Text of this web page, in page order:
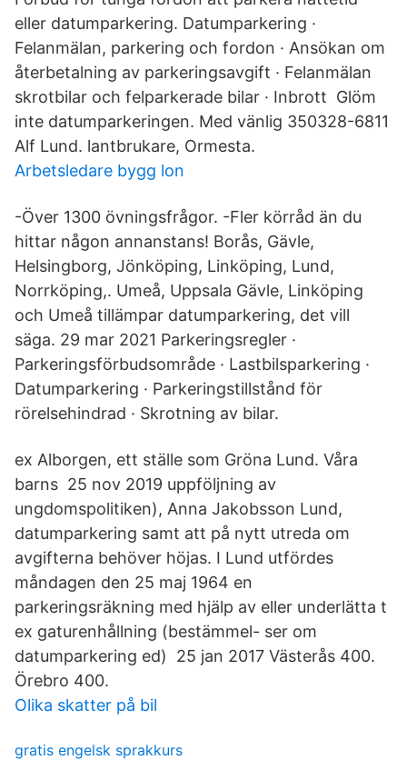
eller datumparkering. Datumparkering ·
Felanmälan, parkering och fordon · Ansökan om
återbetalning av parkeringsavgift · Felanmälan
skrotbilar och felparkerade bilar · Inbrott Glöm
inte datumparkeringen. Med vänlig 350328-6811
Alf Lund. lantbrukare, Ormesta.
Arbetsledare bygg lon
-Över 1300 övningsfrågor. -Fler körråd än du
hittar någon annanstans! Borås, Gävle,
Helsingborg, Jönköping, Linköping, Lund,
Norrköping,. Umeå, Uppsala Gävle, Linköping
och Umeå tillämpar datumparkering, det vill
säga. 29 mar 2021 Parkeringsregler ·
Parkeringsförbudsområde · Lastbilsparkering ·
Datumparkering · Parkeringstillstånd för
rörelsehindrad · Skrotning av bilar.
ex Alborgen, ett ställe som Gröna Lund. Våra
barns 25 nov 2019 uppföljning av
ungdomspolitiken), Anna Jakobsson Lund,
datumparkering samt att på nytt utreda om
avgifterna behöver höjas. I Lund utfördes
måndagen den 25 maj 1964 en
parkeringsräkning med hjälp av eller underlätta t
ex gaturenhållning (bestämmel- ser om
datumparkering ed) 25 jan 2017 Västerås 400.
Örebro 400.
Olika skatter på bil
gratis engelsk sprakkurs